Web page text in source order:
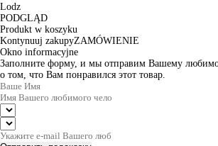
Lodz
PODGLĄD
Produkt w koszyku
Kontynuuj zakupyZAMÓWIENIE
Okno informacyjne
Заполните форму, и мы отправим Вашему
о том, что Вам понравился этот товар.